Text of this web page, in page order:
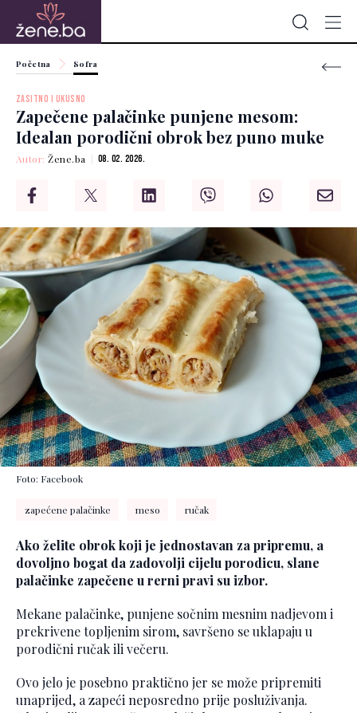
Početna Sofra
ZASITNO I UKUSNO
Zapečene palačinke punjene mesom:
Idealan porodični obrok bez puno muke
Autor:Žene.ba 08. 02. 2026.
Foto: Facebook
zapećene palačinke meso ručak
Ako želite obrok koji je jednostavan za pripremu, a
dovoljno bogat da zadovolji cijelu porodicu, slane
palačinke zapečene u rerni pravi su izbor.
Mekane palačinke, punjene sočnim mesnim nadjevom i
prekrivene topljenim sirom, savršeno se uklapaju u
porodični ručak ili večeru.
Ovo jelo je posebno praktično jer se može pripremiti
unaprijed, a zapeći neposredno prije posluživanja.